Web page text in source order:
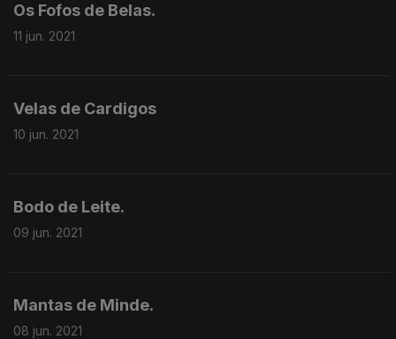
Os Fofos de Belas.
11 jun. 2021
Velas de Cardigos
10 jun. 2021
Bodo de Leite.
09 jun. 2021
Mantas de Minde.
08 jun. 2021